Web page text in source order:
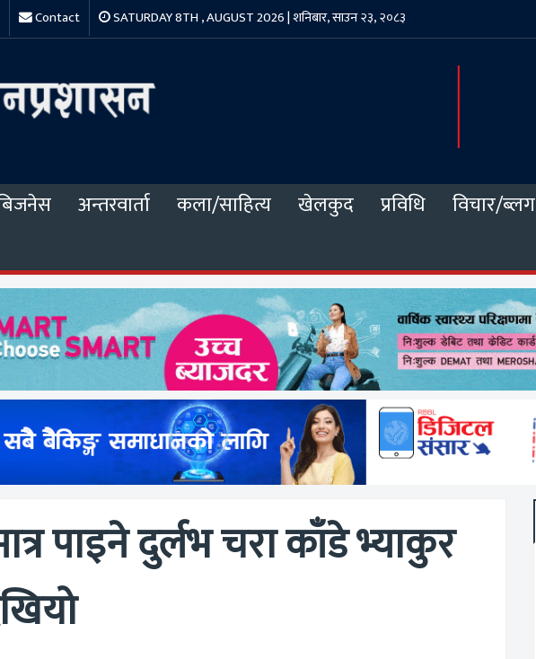
Contact SATURDAY 8TH , AUGUST 2026 | शनिबार, साउन २३, २०८३
अन्तरवार्ता कला/साहित्य खेलकुद प्रविधि विचार/ब्लग
पाइने दुर्लभ चरा काँडे भ्याकुर